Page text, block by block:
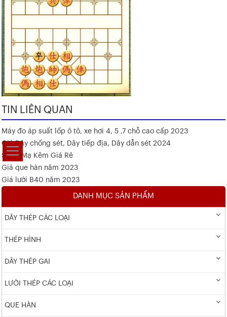
TIN LIÊN QUAN
Máy đo áp suất lốp ô tô, xe hơi 4, 5 ,7 chỗ cao cấp 2023
Giá Dây chống sét, Dây tiếp địa, Dây dẫn sét 2024
Sắt V Mạ Kẽm Giá Rẻ
Giá que hàn năm 2023
Giá lưới B40 năm 2023
DANH MỤC SẢN PHẨM
DÂY THÉP CÁC LOẠI
THÉP HÌNH
DÂY THÉP GAI
LƯỚI THÉP CÁC LOẠI
QUE HÀN